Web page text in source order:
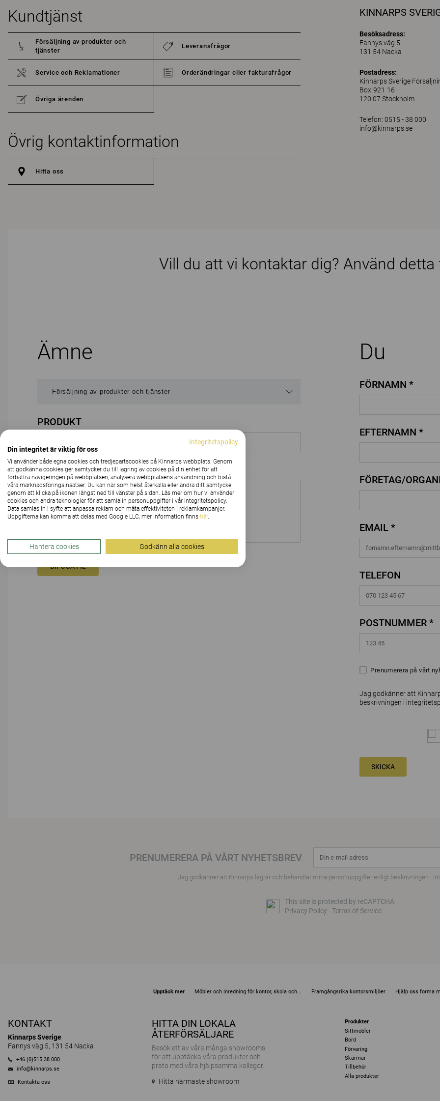
Kundtjänst
Försäljning av produkter och
tjänster
Leveransfrågor
Service och Reklamationer Orderändringar eller fakturafrågor
Övriga ärenden
Övrig kontaktinformation
Hitta oss
KINNARPS
Besöksadress:
Fannys väg 5
131 54 Nacka
Postadress:
Kinnarps Sverige
Box 921 16
120 07 Stockholm
Telefon: 0515 - 38 000
info@kinnarps.se
Vill du att vi kontaktar dig? Använd detta
Ämne
PRODUKT
MEDDELANDE
BIFOGA FIL
Du
FÖRNAMN *
EFTERNAMN *
FÖRETAG/
EMAIL *
TELEFON
POSTNUMMER *
Prenumerera på vårt
Jag godkänner att
beskrivningen i
SKICKA
PRENUMERERA PÅ VÅRT NYHETSBREV
Jag godkänner att Kinnarps lagrar och behandlar mina personuppgifter enligt beskrivningen i
This site is protected by reCAPTCHA
Privacy Policy -Terms of Service
Upptäck mer Möbler och inredning för kontor, skola och... Framgångsrika kontorsmiljöer Hjälp oss forma
KONTAKT
Kinnarps Sverige
Fannys väg 5, 131 54 Nacka
+46 (0)515 38 000
info@kinnarps.se
Kontakta oss
HITTA DIN LOKALA
ÅTERFÖRSÄLJARE
Besök ett av våra många showrooms
för att upptäcka våra produkter och
prata med våra hjälpsamma kollegor.
Hitta närmaste showroom
Produkter
Sittmöbler
Bord
Förvaring
Skärmar
Tillbehör
Alla produkter
Integritetspolicy
Din integritet är viktig för oss
Vi använder både egna cookies och tredjepartscookies på Kinnarps webbplats. Genom
att godkänna cookies ger samtycker du till lagring av cookies på din enhet för att
förbättra navigeringen på webbplatsen, analysera webbplatsens användning och bistå i
våra marknadsföringsinsatser. Du kan när som helst återkalla eller ändra ditt samtycke
genom att klicka på ikonen längst ned till vänster på sidan. Läs mer om hur vi använder
cookies och andra teknologier för att samla in personuppgifter i vår integritetspolicy.
Data samlas in i syfte att anpassa reklam och mäta effektiviteten i reklamkampanjer.
Uppgifterna kan komma att delas med Google LLC, mer information finns här.
Hantera cookies Godkänn alla cookies